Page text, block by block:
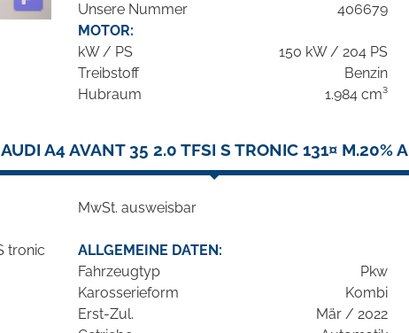
Unsere Nummer
406679
MOTOR:
kW / PS
150 kW / 204 PS
Treibstoff
Benzin
Hubraum
1.984 cm³
AUDI A4 AVANT 35 2.0 TFSI S TRONIC 131¤ M.20%
MwSt. ausweisbar
ALLGEMEINE DATEN:
Fahrzeugtyp
Pkw
Karosserieform
Kombi
Erst-Zul.
Mär / 2022